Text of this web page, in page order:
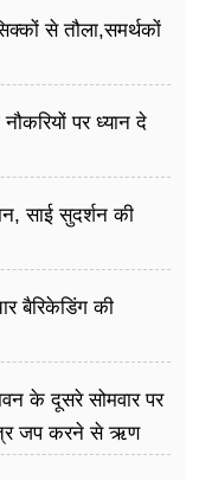
से तौला,समर्थकों
पर ध्यान दे
साई सुदर्शन की
बैरिकेडिंग की
के दूसरे सोमवार पर
जप करने से ऋण